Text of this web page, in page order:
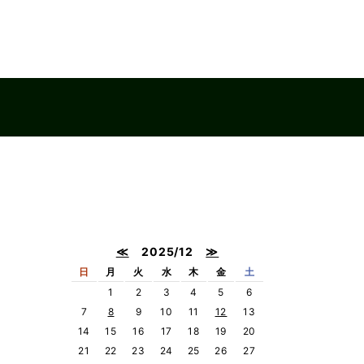
≪ 2025/12 ≫
日 月 火 水 木 金
土
1
2 3 4 5
6
7
8 9 10 11 12
13
14
15 16 17 18 19
20
21
22 23 24 25 26
27